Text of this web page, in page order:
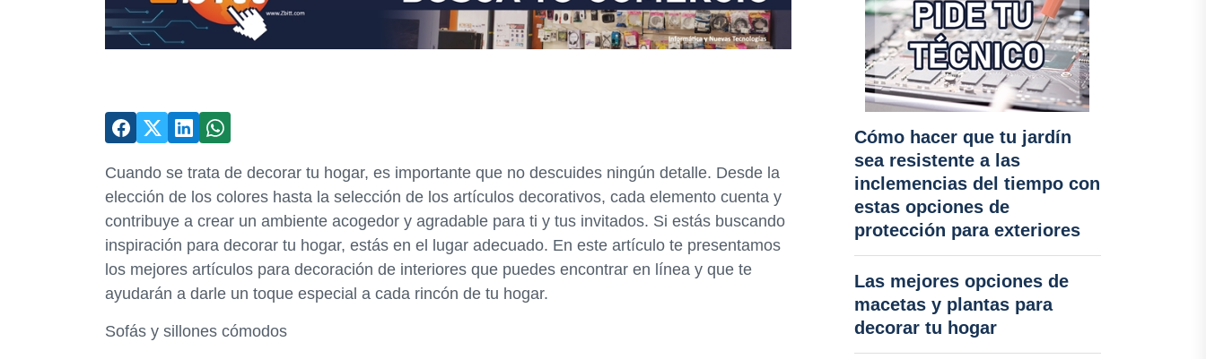
Cuando se trata de decorar tu hogar, es importante que no descuides ningún detalle. Desde la
elección de los colores hasta la selección de los artículos decorativos, cada elemento cuenta y
contribuye a crear un ambiente acogedor y agradable para ti y tus invitados. Si estás buscando
inspiración para decorar tu hogar, estás en el lugar adecuado. En este artículo te presentamos
los mejores artículos para decoración de interiores que puedes encontrar en línea y que te
ayudarán a darle un toque especial a cada rincón de tu hogar.
Sofás y sillones cómodos
Cómo hacer que tu jardín
sea resistente a las
inclemencias del tiempo con
estas opciones de
protección para exteriores
Las mejores opciones de
macetas y plantas para
decorar tu hogar